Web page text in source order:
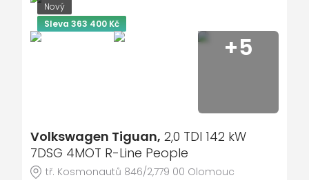
el. seřiditelná sedadla
El. sklopná zrcátka
hands free
hlasové ovládání palubního počítače
Nový
Sleva 363 400 Kč
+5
Volkswagen Tiguan, 2,0 TDI 142 kW
7DSG 4MOT R-Line People
tř. Kosmonautů 846/2,779 00 Olomouc